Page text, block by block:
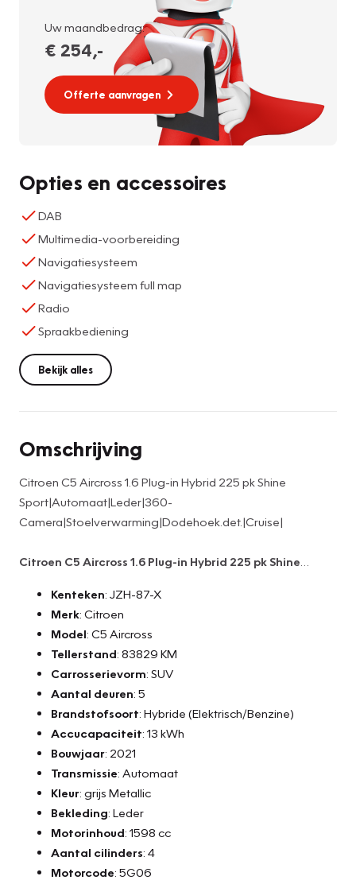
Uw maandbedrag:
€ 254,-
Offerte aanvragen
Opties en accessoires
DAB
Multimedia-voorbereiding
Navigatiesysteem
Navigatiesysteem full map
Radio
Spraakbediening
Bekijk alles
Omschrijving
Citroen C5 Aircross 1.6 Plug-in Hybrid 225 pk Shine
Sport|Automaat|Leder|360-
Camera|Stoelverwarming|Dodehoek.det.|Cruise|
Citroen C5 Aircross 1.6 Plug-in Hybrid 225 pk Shine
Camera|Stoelverwarming|Dodehoek.det.|Cruise|
Kenteken: JZH-87-X
Merk: Citroen
Model: C5 Aircross
Tellerstand: 83829 KM
Carrosserievorm: SUV
Aantal deuren: 5
Brandstofsoort: Hybride (Elektrisch/Benzine)
Accucapaciteit: 13 kWh
Bouwjaar: 2021
Transmissie: Automaat
Kleur: grijs Metallic
Bekleding: Leder
Motorinhoud: 1598 cc
Aantal cilinders: 4
Motorcode: 5G06